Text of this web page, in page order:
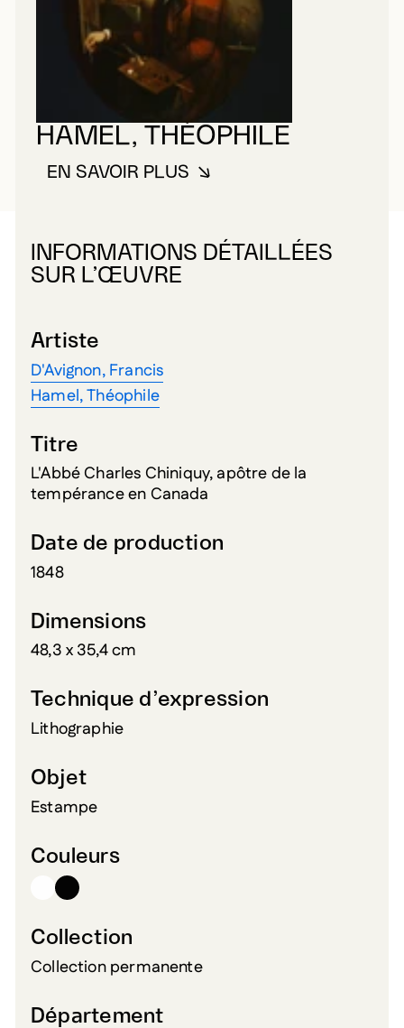
HAMEL, THÉOPHILE
EN SAVOIR PLUSÀ PROPOS DE HAMEL,
INFORMATIONS DÉTAILLÉES
SUR L’ŒUVRE
Artiste
D'Avignon, Francis
Hamel, Théophile
Titre
L'Abbé Charles Chiniquy, apôtre de la
tempérance en Canada
Date de production
1848
Dimensions
48,3 x 35,4 cm
Technique d’expression
Lithographie
Objet
Estampe
Couleurs
Collection
Collection permanente
Département